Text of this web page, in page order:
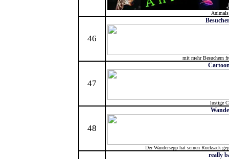
46
mit mehr Besuchern
47
lustige
48
Der Wandersepp hat seinen Rucksack
really